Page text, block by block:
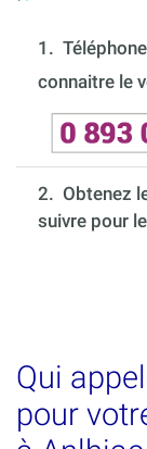
1.
connaitre le
2. Obtenez
suivre pour
Qui
pour